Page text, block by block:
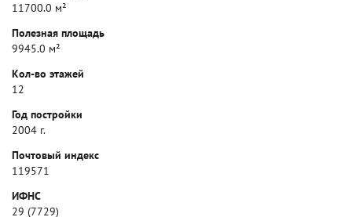
11700.0 м²
Полезная площадь
9945.0 м²
Кол-во этажей
12
Год постройки
2004 г.
Почтовый индекс
119571
ИФНС
29 (7729)